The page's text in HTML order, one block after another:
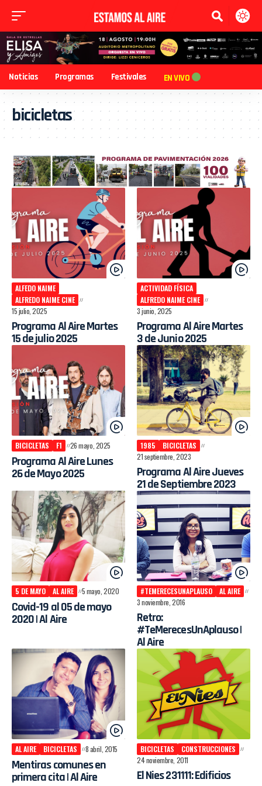
Noticias Programas Festivales EN VIVO
bicicletas
ALFEDO NAIME
ALFREDO NAIME CINE
15 julio, 2025
Programa Al Aire Martes
15 de julio 2025
ACTIVIDAD FÍSICA
ALFREDO NAIME CINE
3 junio, 2025
Programa Al Aire Martes
3 de Junio 2025
BICICLETAS F1 26 mayo, 2025
Programa Al Aire Lunes
26 de Mayo 2025
1985
BICICLETAS
21 septiembre, 2023
Programa Al Aire Jueves
21 de Septiembre 2023
5 DE MAYO AL AIRE 5 mayo, 2020
Covid-19 al 05 de mayo
2020 | Al Aire
#TEMERECESUNAPLAUSO
AL AIRE
3 noviembre, 2016
Retro:
#TeMerecesUnAplauso |
Al Aire
AL AIRE BICICLETAS 8 abril, 2015
Mentiras comunes en
primera cita | Al Aire
BICICLETAS
CONSTRUCCIONES
24 noviembre, 2011
El Nies 231111: Edificios